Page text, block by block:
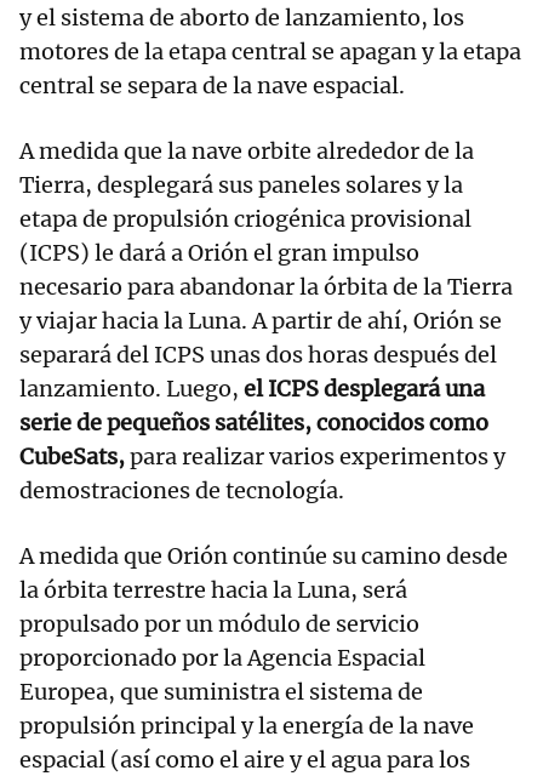
y el sistema de aborto de lanzamiento, los
motores de la etapa central se apagan y la etapa
central se separa de la nave espacial.
A medida que la nave orbite alrededor de la
Tierra, desplegará sus paneles solares y la
etapa de propulsión criogénica provisional
(ICPS) le dará a Orión el gran impulso
necesario para abandonar la órbita de la Tierra
y viajar hacia la Luna. A partir de ahí, Orión se
separará del ICPS unas dos horas después del
lanzamiento. Luego, el ICPS desplegará una
serie de pequeños satélites, conocidos como
CubeSats,para realizar varios experimentos y
demostraciones de tecnología.
A medida que Orión continúe su camino desde
la órbita terrestre hacia la Luna, será
propulsado por un módulo de servicio
proporcionado por la Agencia Espacial
Europea, que suministra el sistema de
propulsión principal y la energía de la nave
espacial (así como el aire y el agua para los